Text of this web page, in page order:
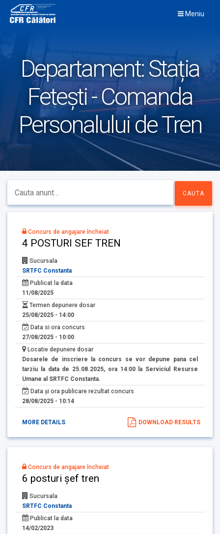
content
Meniu
Departament:Stația
Fetești - Comanda
Personalului de Tren
Concurs de angajare încheiat
4 POSTURI SEF TREN
Sucursala
SRTFC Constanta
Publicat la data
11/08/2025
Termen depunere dosar
25/08/2025 - 14:00
Data si ora concurs
27/08/2025 - 10:00
Locatie depunere dosar
Dosarele de inscriere la concurs se vor depune pana cel
tarziu la data de 25.08.2025, ora 14:00 la Serviciul Resurse
Umane al SRTFC Constanta.
Data și ora publicare rezultat concurs
28/08/2025 - 10:14
MORE DETAILS DOWNLOAD RESULTS
Concurs de angajare încheiat
6 posturi șef tren
Sucursala
SRTFC Constanta
Publicat la data
14/02/2023